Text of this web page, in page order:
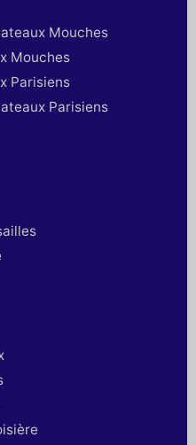
Mouches
Mouches
Parisiens
Parisiens